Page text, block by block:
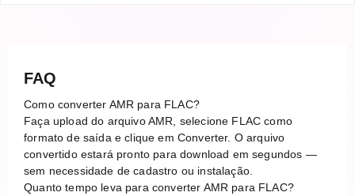
FAQ
Como converter AMR para FLAC?
Faça upload do arquivo AMR, selecione FLAC como
formato de saída e clique em Converter. O arquivo
convertido estará pronto para download em segundos —
sem necessidade de cadastro ou instalação.
Quanto tempo leva para converter AMR para FLAC?